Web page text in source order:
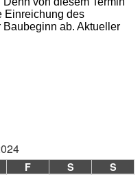
Einreichung des
ab. Aktueller
F S S